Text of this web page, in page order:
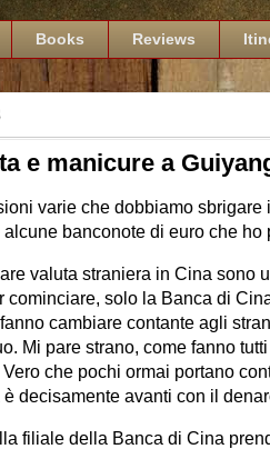
Books Reviews
e manicure a
varie che dobbiamo
banconote di euro che ho
valuta straniera in Cina sono
cominciare, solo la Banca di
cambiare contante agli
Mi pare strano, come fanno
che pochi ormai portano
decisamente avanti con il
filiale della Banca di Cina